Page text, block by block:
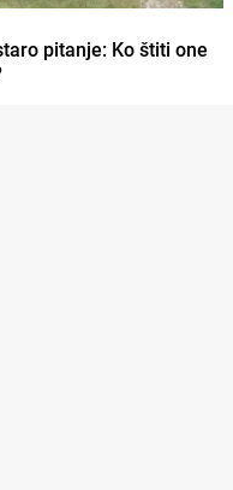
pitanje: Ko štiti one